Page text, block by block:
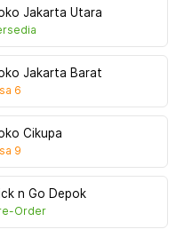
Jakarta Utara
Jakarta Barat
6
Cikupa
9
n Go Depok
Order